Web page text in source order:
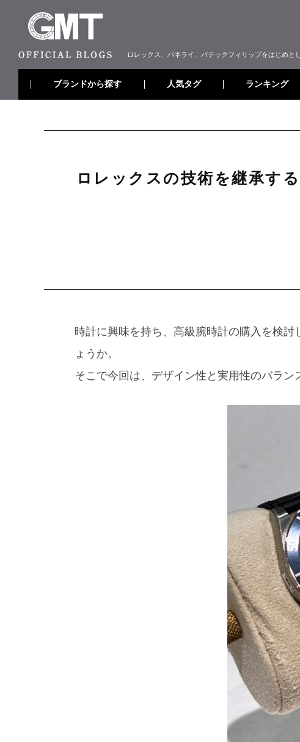
ロレックス、パネライ、パテックフィリップをはじめと
ブランドから探す 人気タグ ランキング
ロレックスの技術を継承す
時計に興味を持ち、高級腕時計の購入を検
ょうか。
そこで今回は、デザイン性と実用性のバラン